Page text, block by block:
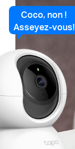
Coco, non !
Asseyez-vous!